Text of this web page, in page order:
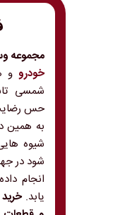
مجموعه
خودرو
شمسی
حس
به همین
شیوه
شود در
انجام
یابد.خرید